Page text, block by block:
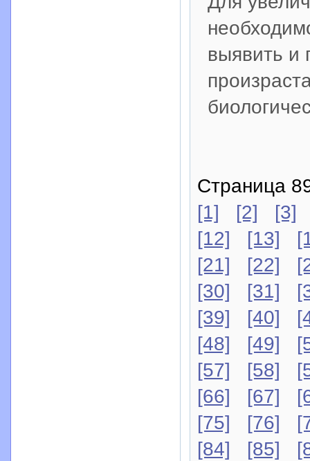
выявить и
Страница
[1]
[2]
[3]
[12]
[13]
[21]
[22]
[30]
[31]
[39]
[40]
[48]
[49]
[57]
[58]
[66]
[67]
[75]
[76]
[84]
[85]